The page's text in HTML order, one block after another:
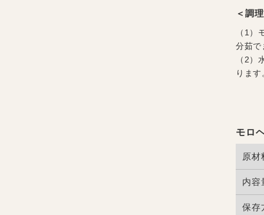
＜調
（1
分茹で
（2
ります
モロ
原材
内容
保存